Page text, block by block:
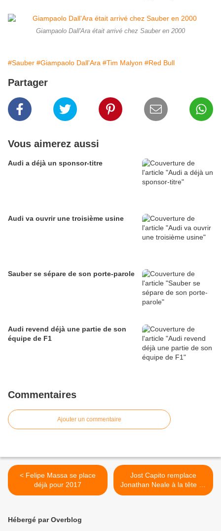
Giampaolo Dall'Ara était arrivé chez Sauber en 2000
#Sauber #Giampaolo Dall'Ara #Tim Malyon #Red Bull
Partager
Vous aimerez aussi
Audi a déjà un sponsor-titre
Audi va ouvrir une troisième usine
Sauber se sépare de son porte-parole
Audi revend déjà une partie de son
équipe de F1
Commentaires
Ajouter un commentaire
< Felipe Massa se place
déjà pour 2017
Jost Capito remplace
Jonathan Neale à la tête de
McLaren >
Hébergé par Overblog